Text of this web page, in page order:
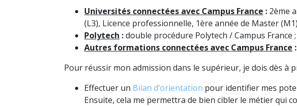
Universités connectées avec Campus France : 2ème
(L3), Licence professionnelle, 1ère année de Master
Polytech :double procédure Polytech / Campus France ;
Autres formations connectées avec Campus France :
Pour réussir mon admission dans le supérieur, je dois dès à
Effectuer un Bilan d’orientation pour identifier mes
Ensuite, cela me permettra de bien cibler le métier qui